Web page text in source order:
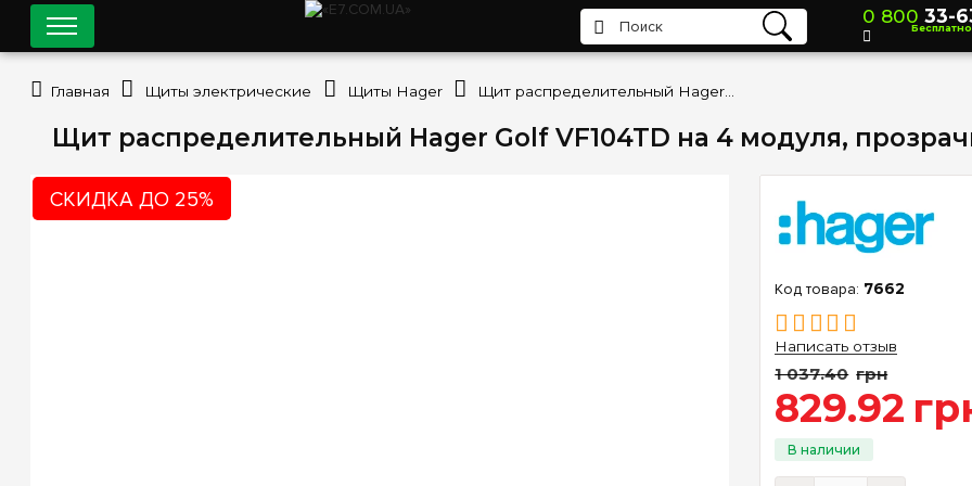
Щит распределительный Hager Golf VF104TD на 4 модуля,
СКИДКА ДО 25%
7662
Написать отзыв
1 037.40 грн
829.92
0 800 33-
Бесплатно
Главная Щиты электрические Щиты Hager